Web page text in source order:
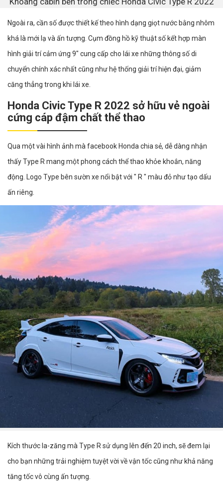
Ngoài ra, cần số được thiết kế theo hình dạng giọt nước bằng nhôm
khá là mới lạ và ấn tượng. Cụm đồng hồ kỹ thuật số kết hợp màn
hình giải trí cảm ứng 9" cung cấp cho lái xe những thông số di
chuyển chính xác nhất cũng như hệ thống giải trí hiện đại, giảm
căng thẳng trong khi lái xe.
Honda Civic Type R 2022 sở hữu vẻ ngoài
cứng cáp đậm chất thể thao
Qua một vài hình ảnh mà facebook Honda chia sẻ, dễ dàng nhận
thấy Type R mang một phong cách thể thao khỏe khoắn, năng
động. Logo Type bên sườn xe nổi bật với " R " màu đỏ như tạo dấu
ấn riêng.
Kích thước la-zăng mà Type R sử dụng lên đến 20 inch, sẽ đem lại
cho bạn những trải nghiệm tuyệt vời về vận tốc cũng như khả năng
tăng tốc vô cùng ấn tượng.